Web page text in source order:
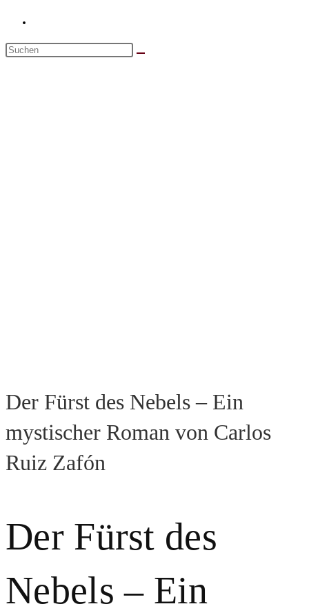
Der Fürst des Nebels – Ein
mystischer Roman von Carlos
Ruiz Zafón
Der Fürst des
Nebels – Ein